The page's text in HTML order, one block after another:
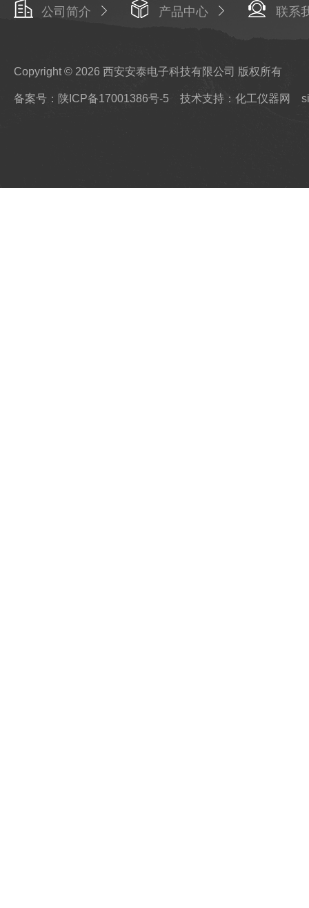
公司简介 产品中心 联系
Copyright © 2026 西安安泰电子科技有限公司 版权所有
备案号：陕ICP备17001386号-5 技术支持：化工仪器网